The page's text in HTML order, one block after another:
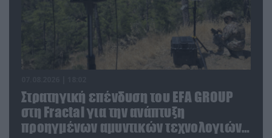
Στρατηγική επένδυση του EFA GROUP
στη Fractal για την ανάπτυξη
προηγμένων αμυντικών τεχνολογιών